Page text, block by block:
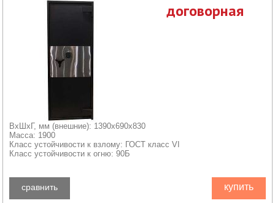
договорная
ВхШхГ, мм (внешние): 1390x690x830
Масса: 1900
Класс устойчивости к взлому: ГОСТ класс VI
Класс устойчивости к огню: 90Б
купить
сравнить